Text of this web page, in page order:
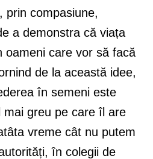
prin compasiune,
a demonstra că viața
oameni care vor să facă
de la această idee,
în semeni este
mai greu pe care îl are
vreme cât nu putem
în colegii de